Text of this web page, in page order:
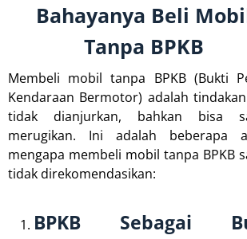
Bahayanya Beli
Tanpa BPKB
Membeli mobil tanpa BPKB (Bukti
Kendaraan Bermotor) adalah
tidak dianjurkan, bahkan bisa
merugikan. Ini adalah beberapa
mengapa membeli mobil tanpa BPKB
tidak direkomendasikan:
BPKB Sebagai